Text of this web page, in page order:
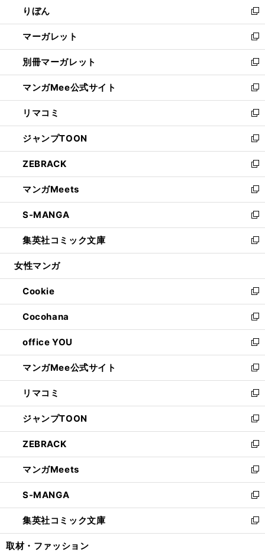
く
で
開
く
ド
ウ
で
開
く
ィ
ン
ド
ウ
で
開
く
りぼん
新
し
い
ウ
ィ
ン
ド
ウ
で
開
く
マーガレット
新
し
い
ウ
ィ
ン
ド
ウ
で
開
く
別冊マーガレット
新
し
い
ウ
ィ
ン
ド
ウ
で
開
く
マンガMee公式サイト
新
し
い
ウ
ィ
ン
ド
ウ
で
開
く
リマコミ
新
し
い
ウ
ィ
ン
ド
ウ
で
開
く
ジャンプTOON
新
し
い
ウ
ィ
ン
ド
ウ
で
開
ZEBRACK
新
し
い
ウ
ィ
ン
ド
ウ
開
く
マンガMeets
新
し
い
ウ
ィ
ン
ウ
で
開
く
S-MANGA
新
し
い
ウ
ン
ド
ウ
で
開
く
集英社コミック文庫
新
し
ウ
ィ
ン
ド
ウ
で
開
く
女性マンガ
Cookie
新
し
い
ウ
ィ
ン
ド
ウ
で
開
く
Cocohana
新
し
い
ウ
ィ
ン
ド
ウ
で
開
く
office YOU
新
し
い
ウ
ィ
ン
ド
ウ
で
開
く
マンガMee公式サイト
新
し
い
ウ
ィ
ン
ド
ウ
で
開
く
リマコミ
新
し
い
ウ
ィ
ン
ド
ウ
で
開
く
ジャンプTOON
新
し
い
ウ
ィ
ン
ド
ウ
で
開
ZEBRACK
新
し
い
ウ
ィ
ン
ド
ウ
マンガMeets
新
し
い
ウ
ィ
ン
S-MANGA
新
し
い
ウ
集英社コミック文庫
新
し
取材・ファッション